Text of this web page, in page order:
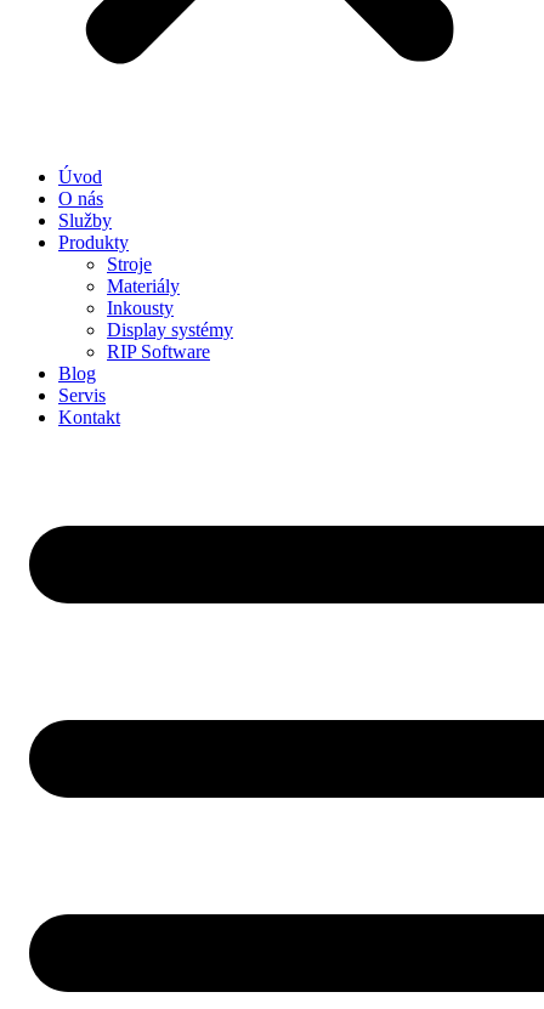
Úvod
O nás
Služby
Produkty
Stroje
Materiály
Inkousty
Display systémy
RIP Software
Blog
Servis
Kontakt